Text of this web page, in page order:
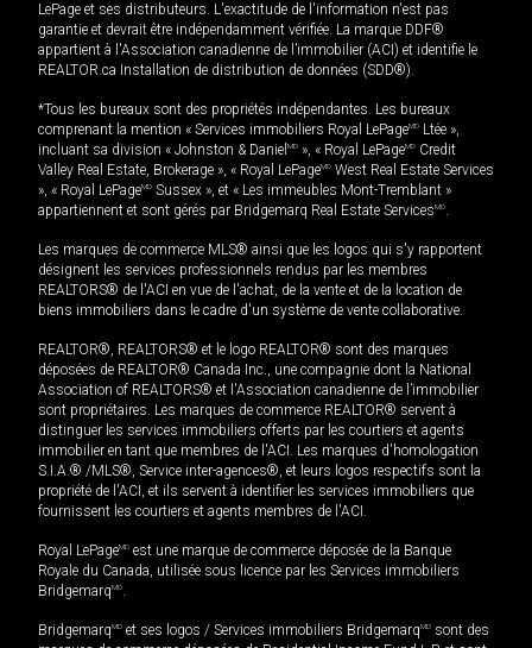
LePage et ses distributeurs. L'exactitude de l'information n'est pas
garantie et devrait être indépendamment vérifiée. La marque DDF®
appartient à l'Association canadienne de l’immobilier (ACI) et identifie le
REALTOR.ca Installation de distribution de données (SDD®).
*Tous les bureaux sont des propriétés indépendantes. Les bureaux
comprenant la mention « Services immobiliers Royal LePageMD Ltée »,
incluant sa division « Johnston & Daniel MD », « Royal LePageMD Credit
Valley Real Estate, Brokerage », « Royal LePageMD West Real Estate Services
», « Royal LePageMD Sussex », et « Les immeubles Mont-Tremblant »
appartiennent et sont gérés par Bridgemarq Real Estate ServicesMD.
Les marques de commerce MLS® ainsi que les logos qui s'y rapportent
désignent les services professionnels rendus par les membres
REALTORS® de l'ACI en vue de l'achat, de la vente et de la location de
biens immobiliers dans le cadre d'un système de vente collaborative.
REALTOR®, REALTORS® et le logo REALTOR® sont des marques
déposées de REALTOR® Canada Inc., une compagnie dont la National
Association of REALTORS® et l'Association canadienne de l’immobilier
sont propriétaires. Les marques de commerce REALTOR® servent à
distinguer les services immobiliers offerts par les courtiers et agents
immobilier en tant que membres de l'ACI. Les marques d'homologation
S.I.A.® /MLS®, Service inter-agences®, et leurs logos respectifs sont la
propriété de l'ACI, et ils servent à identifier les services immobiliers que
fournissent les courtiers et agents membres de l'ACI.
Royal LePageMD est une marque de commerce déposée de la Banque
Royale du Canada, utilisée sous licence par les Services immobiliers
BridgemarqMD.
BridgemarqMD et ses logos / Services immobiliers BridgemarqMD sont des